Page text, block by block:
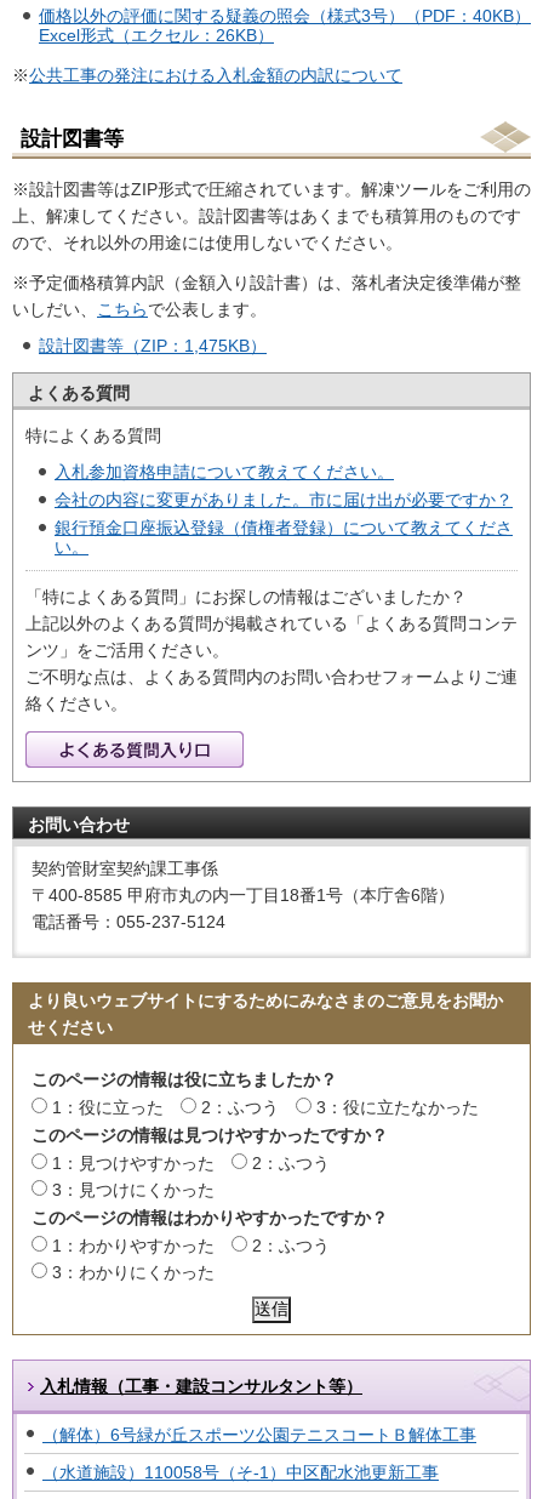
価格以外の評価に関する疑義の照会（様式3号）（PDF：40KB）
Excel形式（エクセル：26KB）
※公共工事の発注における入札金額の内訳について
設計図書等
※設計図書等はZIP形式で圧縮されています。解凍ツールをご利用の
上、解凍してください。設計図書等はあくまでも積算用のものです
ので、それ以外の用途には使用しないでください。
※予定価格積算内訳（金額入り設計書）は、落札者決定後準備が整
いしだい、
こちらで公表します。
設計図書等（ZIP：1,475KB）
よくある質問
特によくある質問
入札参加資格申請について教えてください。
会社の内容に変更がありました。市に届け出が必要ですか？
銀行預金口座振込登録（債権者登録）について教えてくださ
い。
「特によくある質問」にお探しの情報はございましたか？
上記以外のよくある質問が掲載されている「よくある質問コンテ
ンツ」をご活用ください。
ご不明な点は、よくある質問内のお問い合わせフォームよりご連
絡ください。
お問い合わせ
契約管財室契約課工事係
〒400-8585 甲府市丸の内一丁目18番1号（本庁舎6階）
電話番号：055-237-5124
より良いウェブサイトにするためにみなさまのご意見をお聞か
せください
このページの情報は役に立ちましたか？
1：役に立った
2：ふつう
3：役に立たなかった
このページの情報は見つけやすかったですか？
1：見つけやすかった
2：ふつう
3：見つけにくかった
このページの情報はわかりやすかったですか？
1：わかりやすかった
2：ふつう
3：わかりにくかった
入札情報（工事・建設コンサルタント等）
（解体）6号緑が丘スポーツ公園テニスコートＢ解体工事
（水道施設）110058号（そ-1）中区配水池更新工事